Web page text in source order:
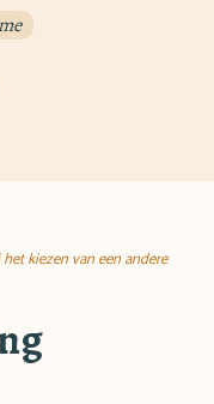
kiezen van een andere